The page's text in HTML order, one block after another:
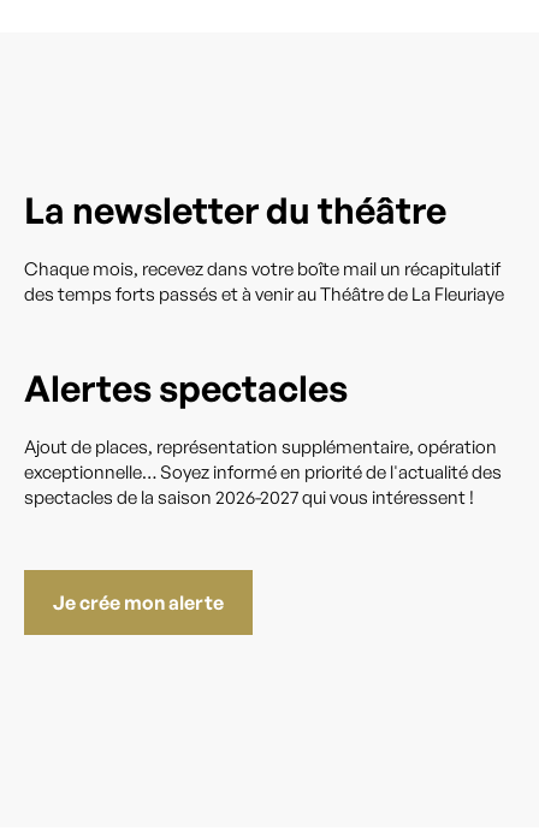
La newsletter du théâtre
Chaque mois, recevez dans votre boîte mail un récapitulatif
des temps forts passés et à venir au Théâtre de La Fleuriaye
Alertes spectacles
Ajout de places, représentation supplémentaire, opération
exceptionnelle… Soyez informé en priorité de l'actualité des
spectacles de la saison 2026-2027 qui vous intéressent !
Je crée mon alerte